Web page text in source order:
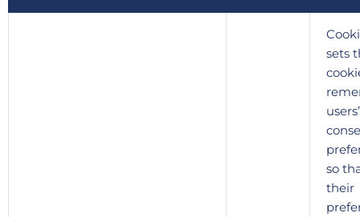
sets
users’
so
their